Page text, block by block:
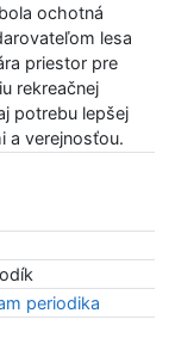
ochotná
lesa
priestor pre
rekreačnej
potrebu lepšej
a verejnosťou.
periodika